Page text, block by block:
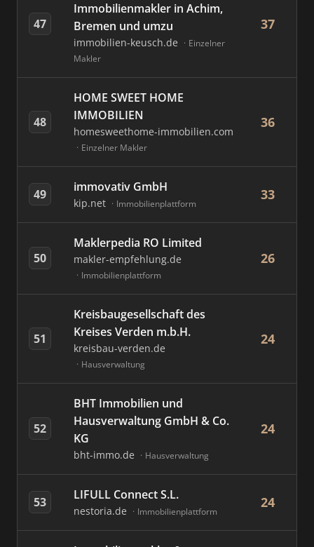
47
Immobilienmakler in Achim,
Bremen und umzu
immobilien-keusch.de
Einzelner
Makler
37
48
HOME SWEET HOME
IMMOBILIEN
homesweethome-immobilien.com
Einzelner Makler
36
49 immovativ GmbH
kip.net Immobilienplattform
33
50
Maklerpedia RO Limited
makler-empfehlung.de
Immobilienplattform
26
51
Kreisbaugesellschaft des
Kreises Verden m.b.H.
kreisbau-verden.de
Hausverwaltung
24
52
BHT Immobilien und
Hausverwaltung GmbH & Co.
KG
bht-immo.de Hausverwaltung
24
53 LIFULL Connect S.L.
nestoria.de Immobilienplattform
24